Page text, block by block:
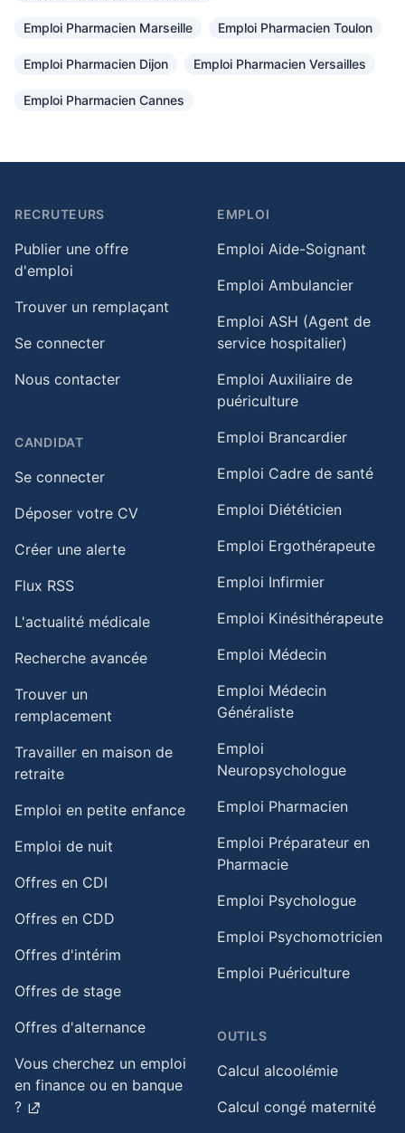
Emploi Pharmacien Marseille Emploi Pharmacien Toulon
Emploi Pharmacien Dijon Emploi Pharmacien Versailles
Emploi Pharmacien Cannes
RECRUTEURS
Publier une offre
d'emploi
Trouver un remplaçant
Se connecter
Nous contacter
CANDIDAT
Se connecter
Déposer votre CV
Créer une alerte
Flux RSS
L'actualité médicale
Recherche avancée
Trouver un
remplacement
Travailler en maison de
retraite​
Emploi en petite enfance​
Emploi de nuit​
Offres en CDI
Offres en CDD
Offres d'intérim
Offres de stage
Offres d'alternance
Vous cherchez un emploi
en finance ou en banque
?
EMPLOI
Emploi Aide-Soignant
Emploi Ambulancier
Emploi ASH (Agent de
service hospitalier)
Emploi Auxiliaire de
puériculture
Emploi Brancardier
Emploi Cadre de santé
Emploi Diététicien
Emploi Ergothérapeute
Emploi Infirmier
Emploi Kinésithérapeute
Emploi Médecin
Emploi Médecin
Généraliste
Emploi
Neuropsychologue
Emploi Pharmacien
Emploi Préparateur en
Pharmacie
Emploi Psychologue
Emploi Psychomotricien
Emploi Puériculture
OUTILS
Calcul alcoolémie
Calcul congé maternité